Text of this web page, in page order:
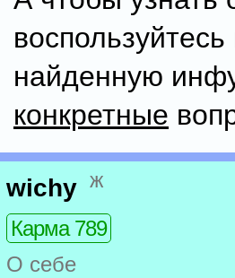
найденную
конкретные
wichy ж
Карма 789
О себе